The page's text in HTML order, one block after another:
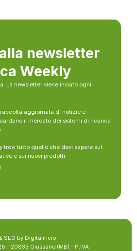
newsletter
Weekly
La newsletter viene inviato ogni
aggiornata di notizie e
il mercato dei sistemi di ricarica
trovi tutto quello che devi sapere sul
e sui nuovi prodotti.
SEO by Digitalificio
- 20833 Giussano (MB) - P.IVA